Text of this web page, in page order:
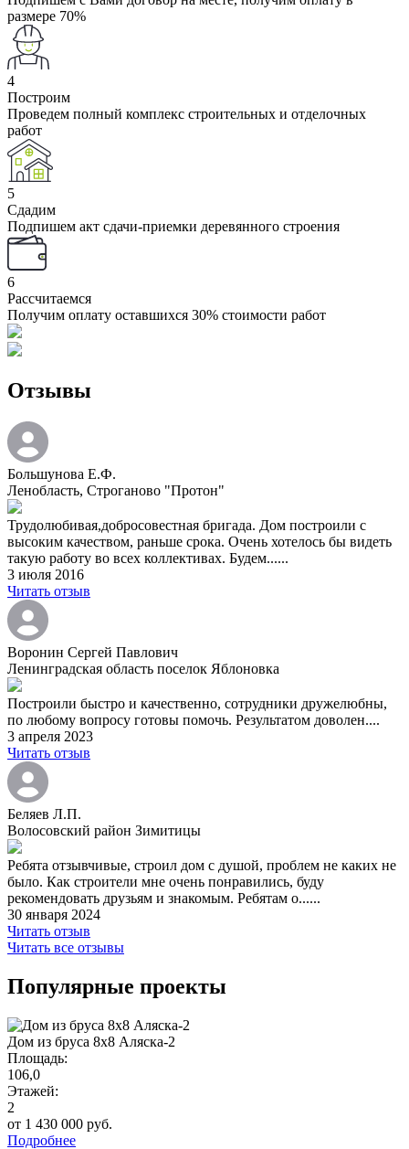
размере 70%
4
Построим
Проведем полный комплекс строительных и отделочных
работ
5
Сдадим
Подпишем акт сдачи-приемки деревянного строения
6
Рассчитаемся
Получим оплату оставшихся 30% стоимости работ
Отзывы
Большунова Е.Ф.
Ленобласть, Строганово "Протон"
Трудолюбивая,добросовестная бригада. Дом построили с
высоким качеством, раньше срока. Очень хотелось бы видеть
такую работу во всех коллективах. Будем......
3 июля 2016
Читать отзыв
Воронин Сергей Павлович
Ленинградская область поселок Яблоновка
Построили быстро и качественно, сотрудники дружелюбны,
по любому вопросу готовы помочь. Результатом доволен....
3 апреля 2023
Читать отзыв
Беляев Л.П.
Волосовский район Зимитицы
Ребята отзывчивые, строил дом с душой, проблем не каких не
было. Как строители мне очень понравились, буду
рекомендовать друзьям и знакомым. Ребятам о......
30 января 2024
Читать отзыв
Читать все отзывы
Популярные проекты
Дом из бруса 8х8 Аляска-2
Площадь:
106,0
Этажей:
2
от 1 430 000 руб.
Подробнее